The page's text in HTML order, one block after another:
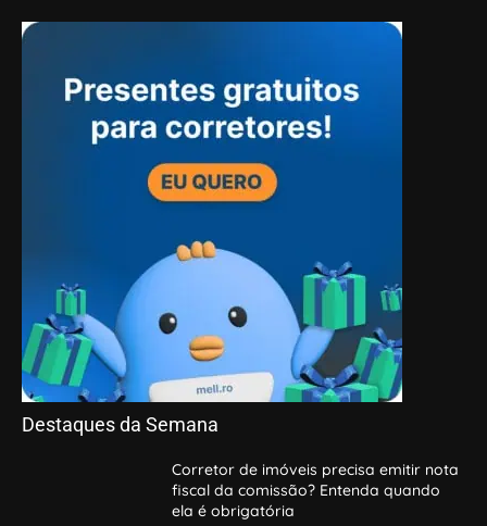
Destaques da Semana
Corretor de imóveis precisa emitir nota
fiscal da comissão? Entenda quando
ela é obrigatória